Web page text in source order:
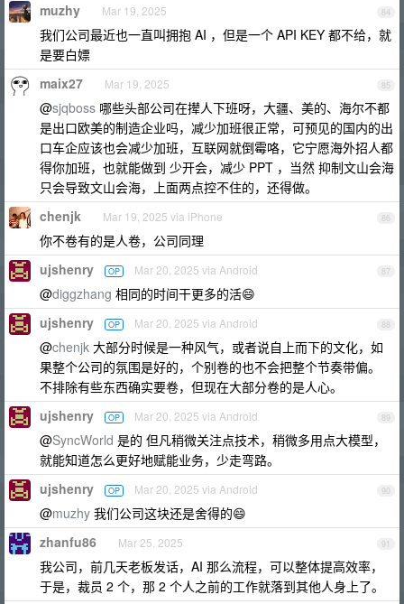
84
muzhy Mar 19, 2025
我们公司最近也一直叫拥抱 AI ，但是一个 API KEY 都不给，就
是要白嫖
85
maix27 Mar 19, 2025
@sjqboss 哪些头部公司在撵人下班呀，大疆、美的、海尔不都
是出口欧美的制造企业吗，减少加班很正常，可预见的国内的出
口车企应该也会减少加班，互联网就倒霉咯，它宁愿海外招人都
得你加班，也就能做到 少开会，减少 PPT ，当然 抑制文山会海
只会导致文山会海，上面两点控不住的，还得做。
86
chenjk Mar 19, 2025 via iPhone
你不卷有的是人卷，公司同理
87
ujshenry OP Mar 20, 2025 via Android
@diggzhang 相同的时间干更多的活😄
88
ujshenry OP Mar 20, 2025 via Android
@chenjk 大部分时候是一种风气，或者说自上而下的文化，如
果整个公司的氛围是好的，个别卷的也不会把整个节奏带偏。
不排除有些东西确实要卷，但现在大部分卷的是人心。
89
ujshenry OP Mar 20, 2025 via Android
@SyncWorld 是的 但凡稍微关注点技术，稍微多用点大模型，
就能知道怎么更好地赋能业务，少走弯路。
90
ujshenry OP Mar 20, 2025 via Android
@muzhy 我们公司这块还是舍得的😄
91
zhanfu86 Mar 25, 2025
我公司，前几天老板发话，AI 那么流程，可以整体提高效率，
于是，裁员 2 个，那 2 个人之前的工作就落到其他人身上了。